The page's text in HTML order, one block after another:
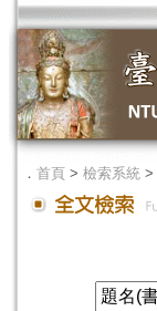
． 首頁 > 檢索系統 >